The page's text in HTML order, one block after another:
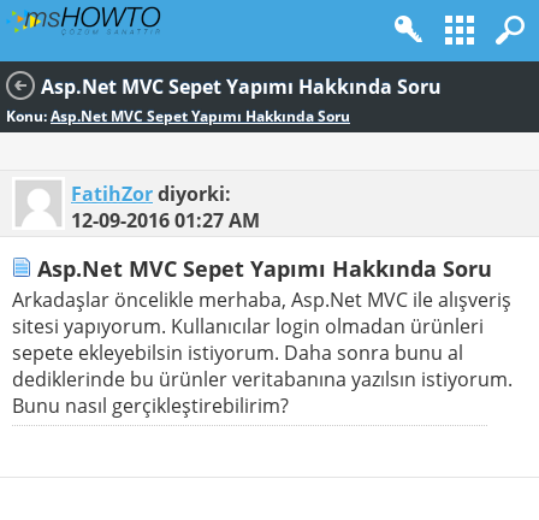
Asp.Net MVC Sepet Yapımı Hakkında Soru
Konu:Asp.Net MVC Sepet Yapımı Hakkında Soru
FatihZordiyorki:
12-09-201601:27 AM
Asp.Net MVC Sepet Yapımı Hakkında Soru
Arkadaşlar öncelikle merhaba, Asp.Net MVC ile alışveriş
sitesi yapıyorum. Kullanıcılar login olmadan ürünleri
sepete ekleyebilsin istiyorum. Daha sonra bunu al
dediklerinde bu ürünler veritabanına yazılsın istiyorum.
Bunu nasıl gerçikleştirebilirim?